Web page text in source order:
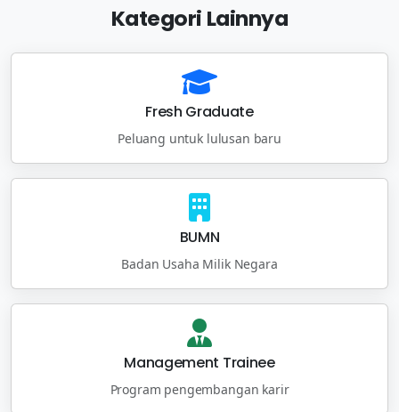
Kategori Lainnya
Fresh Graduate
Peluang untuk lulusan baru
BUMN
Badan Usaha Milik Negara
Management Trainee
Program pengembangan karir